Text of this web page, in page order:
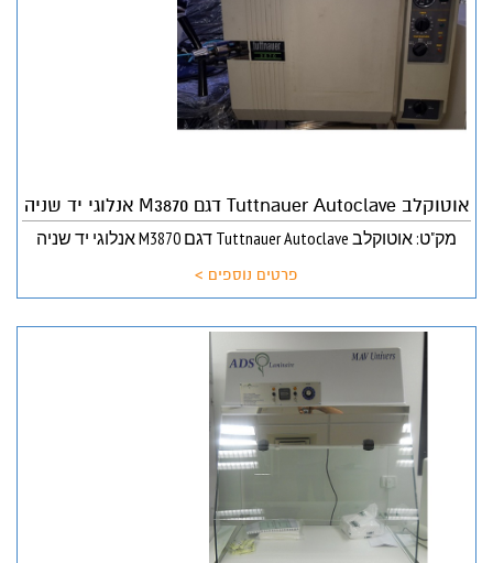
אוטוקלב Tuttnauer Autoclave דגם M3870 אנלוגי יד שניה
מק"ט: אוטוקלב Tuttnauer Autoclave דגם M3870 אנלוגי יד שניה
פרטים נוספים >